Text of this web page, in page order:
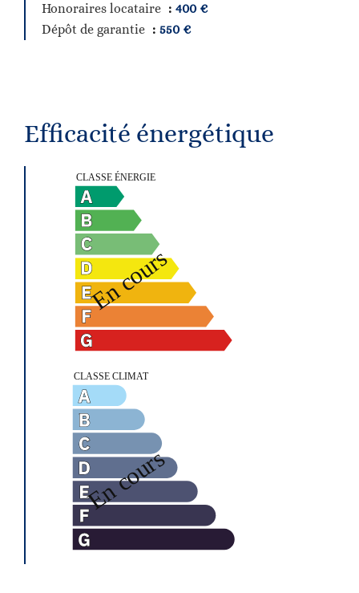
Honoraires locataire
400 €
Dépôt de garantie
550 €
Efficacité énergétique